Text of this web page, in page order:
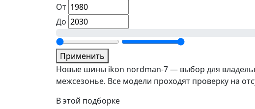
От
До
Применить
Новые шины ikon nordman-7 — выбор для
межсезонье. Все модели проходят проверку на
В этой подборке